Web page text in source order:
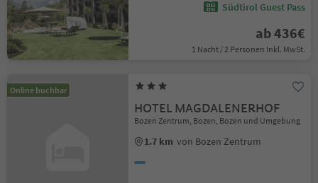
Südtirol Guest Pass
ab 436€
1 Nacht / 2 Personen Inkl. MwSt.
Online buchbar
HOTEL MAGDALENERHOF
Bozen Zentrum, Bozen, Bozen und Umgebung
1.7 km von Bozen Zentrum